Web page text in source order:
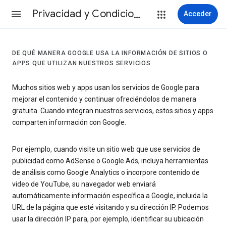
Privacidad y Condiciones Acceder
DE QUÉ MANERA GOOGLE USA LA INFORMACIÓN DE SITIOS O
APPS QUE UTILIZAN NUESTROS SERVICIOS
Muchos sitios web y apps usan los servicios de Google para
mejorar el contenido y continuar ofreciéndolos de manera
gratuita. Cuando integran nuestros servicios, estos sitios y apps
comparten información con Google.
Por ejemplo, cuando visite un sitio web que use servicios de
publicidad como AdSense o Google Ads, incluya herramientas
de análisis como Google Analytics o incorpore contenido de
video de YouTube, su navegador web enviará
automáticamente información específica a Google, incluida la
URL de la página que esté visitando y su dirección IP. Podemos
usar la dirección IP para, por ejemplo, identificar su ubicación